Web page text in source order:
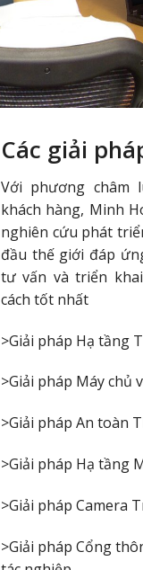
Các giải
Với phương châm
khách hàng, Minh
nghiên cứu phát
đầu thế giới đáp
tư vấn và triển
cách tốt nhất
>Giải pháp Hạ tầng
>Giải pháp Máy chủ
>Giải pháp An toàn
>Giải pháp Hạ tầng
>Giải pháp Camera
>Giải pháp Cổng